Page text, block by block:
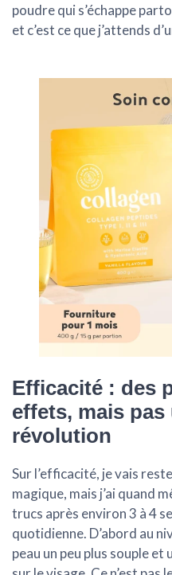
poudre qui s’échappe
et c’est ce que j’attends
Efficacité : des
effets, mais pas
révolution
Sur l’efficacité, je vais
magique, mais j’ai quand
trucs après environ 3 à 4
quotidienne. D’abord au
peau un peu plus souple